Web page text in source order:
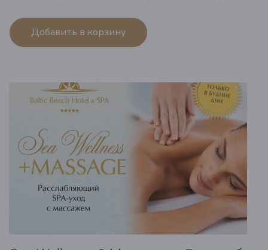
Добавить в корзину